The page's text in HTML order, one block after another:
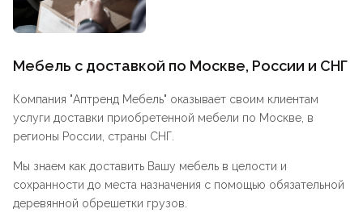
Мебель с доставкой по Москве, России и СНГ
Компания "Аптренд Мебель" оказывает своим клиентам
услуги доставки приобретенной мебели по Москве, в
регионы России, страны СНГ.
Мы знаем как доставить Вашу мебель в целости и
сохранности до места назначения с помощью обязательной
деревянной обрешетки грузов.